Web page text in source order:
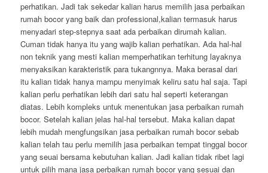
perhatikan. Jadi tak sekedar kalian harus memilih jasa perbaikan
rumah bocor yang baik dan professional,kalian termasuk harus
menyadari step-stepnya saat ada perbaikan dirumah kalian.
Cuman tidak hanya itu yang wajib kalian perhatikan. Ada hal-hal
non teknik yang mesti kalian memperhatikan terhitung layaknya
menyaksikan karakteristik para tukangnnya. Maka berasal dari
itu kalian tidak hanya mampu menyimak keliru satu hal saja. Tapi
kalian perlu perhatikan lebih dari satu hal seperti keterangan
diatas. Lebih kompleks untuk menentukan jasa perbaikan rumah
bocor. Setelah kalian jelas hal-hal tersebut. Maka kalian dapat
lebih mudah mengfungsikan jasa perbaikan rumah bocor sebab
kalian telah tau perlu memilih jasa perbaikan tempat tinggal bocor
yang seuai bersama kebutuhan kalian. Jadi kalian tidak ribet lagi
untuk pilih mana jasa perbaikan rumah bocor yang sesuai dan